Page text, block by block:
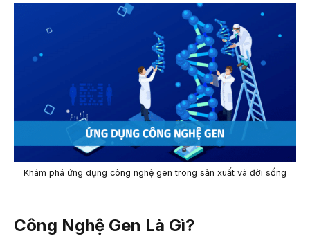
Khám phá ứng dụng công nghệ gen trong sản xuất và đời sống
Công Nghệ Gen Là Gì?